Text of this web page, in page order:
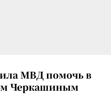
МВД помочь в
Черкашиным